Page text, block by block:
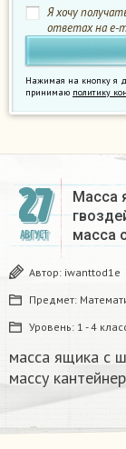
Я хочу
ответах на e-
Нажимая на кнопку я
принимаю политику
27
АВГУСТ
Масса
масса
Автор: iwanttod1e
Предмет:
Уровень: 1 - 4
масса ящика с
массу